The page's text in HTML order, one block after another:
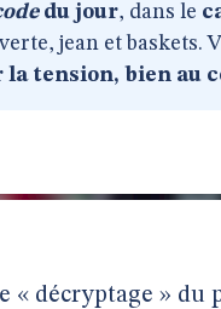
du jour, dans le
jean et baskets.
la tension, bien au
« décryptage » du